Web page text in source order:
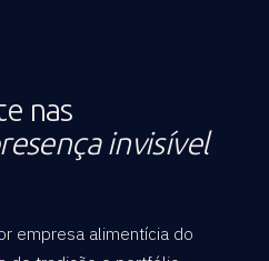
nas
invisível
empresa alimentícia do